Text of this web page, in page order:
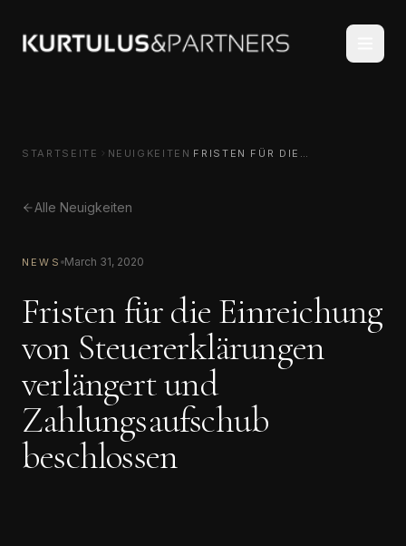
STARTSEITE NEUIGKEITEN FRISTEN FÜR DIE
Alle Neuigkeiten
NEWS March 31, 2020
Fristen für die Einreichung
von Steuererklärungen
verlängert und
Zahlungsaufschub
beschlossen